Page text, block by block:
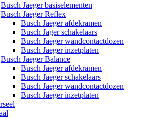
Busch Jaeger basiselementen
Busch Jaeger Reflex
Busch Jaeger afdekramen
Busch Jager schakelaars
Busch Jaeger wandcontactdozen
Busch Jaeger inzetplaten
Busch Jaeger Balance
Busch Jaeger afdekramen
Busch Jaeger schakelaars
Busch Jaeger wandcontactdozen
Busch Jaeger inzetplaten